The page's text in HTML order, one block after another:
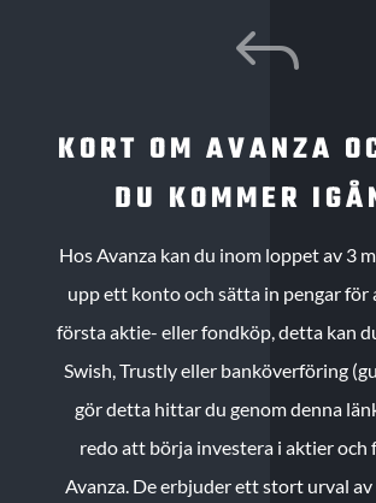
J
KORT OM AVANZA
DU KOMMER
Hos Avanza kan du inom loppet av 3
upp ett konto och sätta in pengar
första aktie- eller fondköp, detta kan
Swish, Trustly eller banköverföring
gör detta hittar du genom denna
redo att börja investera i aktier och
Avanza. De erbjuder ett stort urval